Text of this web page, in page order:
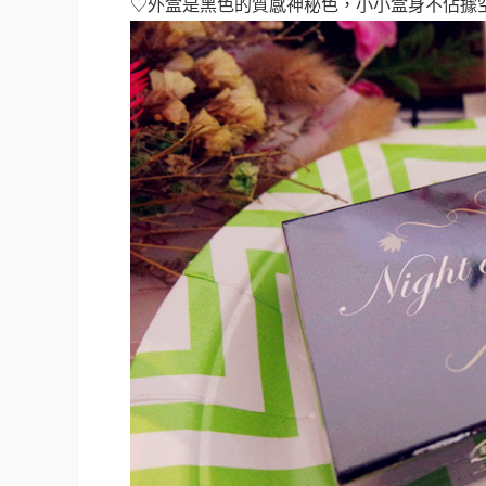
♡外盒是黑色的質感神秘色，小小盒身不佔據